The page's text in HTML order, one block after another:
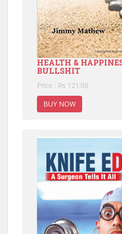
HEALTH &
BULLSHIT
Price : Rs 121.00
BUY NOW